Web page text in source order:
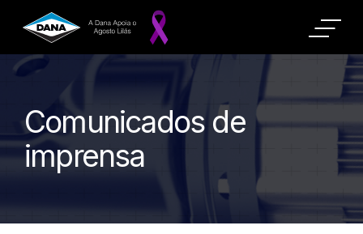
Comunicados de
imprensa